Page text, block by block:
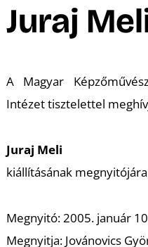
Juraj
A Magyar
Intézet tisztelettel
Juraj Meli
kiállításának megnyitójára
Megnyitó:2005. január
Megnyitja:Jovánovics